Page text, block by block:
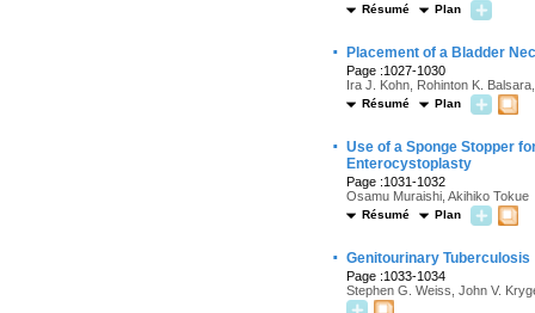
Résumé Plan
· Placement of a Bladder
Page :1027-1030
Ira J. Kohn, Rohinton K.
Résumé Plan
· Use of a Sponge Stopper
Enterocystoplasty
Page :1031-1032
Osamu Muraishi, Akihiko Tokue
Résumé Plan
· Genitourinary Tuberculosis
Page :1033-1034
Stephen G. Weiss, John V.